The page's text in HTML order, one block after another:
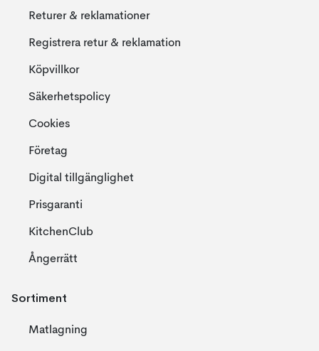
Returer & reklamationer
Registrera retur & reklamation
Köpvillkor
Säkerhetspolicy
Cookies
Företag
Digital tillgänglighet
Prisgaranti
KitchenClub
Ångerrätt
Sortiment
Matlagning